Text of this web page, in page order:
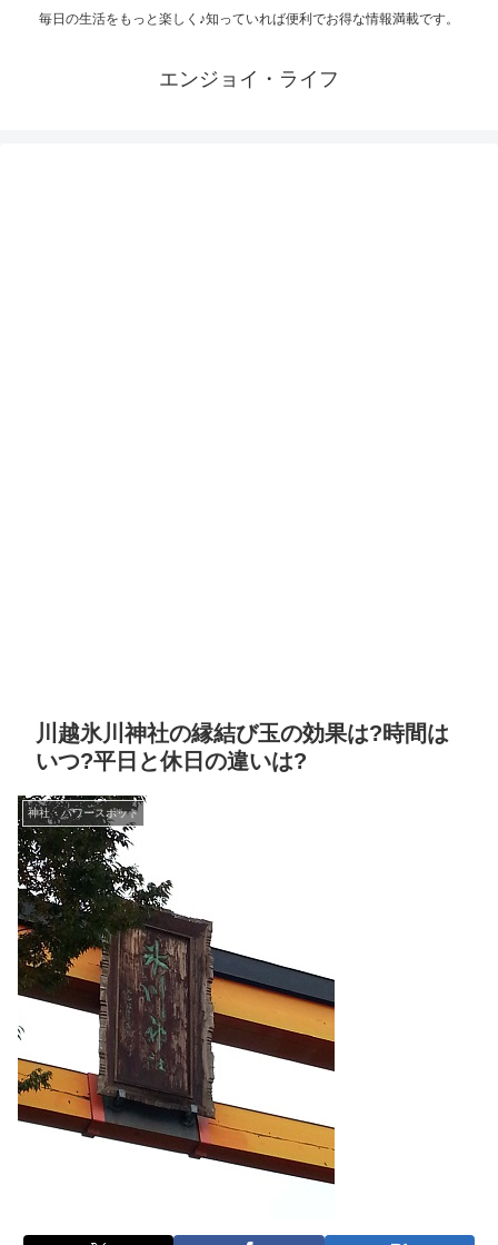
毎日の生活をもっと楽しく♪知っていれば便利でお得な情報満載です。
エンジョイ・ライフ
川越氷川神社の縁結び玉の効果は?時間は
いつ?平日と休日の違いは?
神社・パワースポット